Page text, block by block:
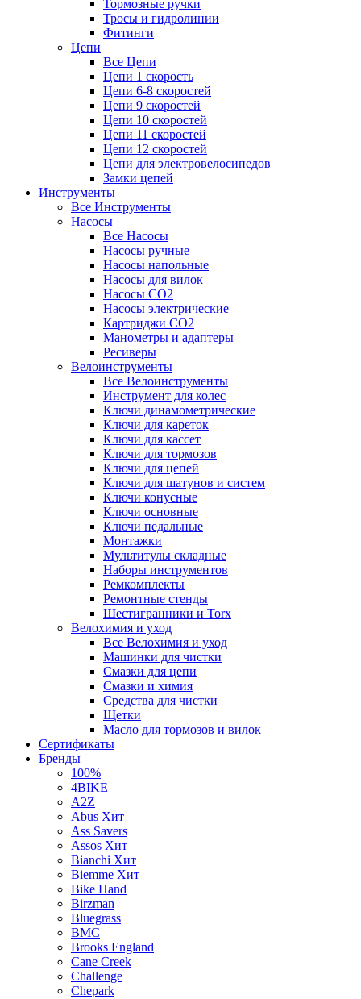
Тормозные ручки
Тросы и гидролинии
Фитинги
Цепи
Все Цепи
Цепи 1 скорость
Цепи 6-8 скоростей
Цепи 9 скоростей
Цепи 10 скоростей
Цепи 11 скоростей
Цепи 12 скоростей
Цепи для электровелосипедов
Замки цепей
Инструменты
Все Инструменты
Насосы
Все Насосы
Насосы ручные
Насосы напольные
Насосы для вилок
Насосы CO2
Насосы электрические
Картриджи CO2
Манометры и адаптеры
Ресиверы
Велоинструменты
Все Велоинструменты
Инструмент для колес
Ключи динамометрические
Ключи для кареток
Ключи для кассет
Ключи для тормозов
Ключи для цепей
Ключи для шатунов и систем
Ключи конусные
Ключи основные
Ключи педальные
Монтажки
Мультитулы складные
Наборы инструментов
Ремкомплекты
Ремонтные стенды
Шестигранники и Torx
Велохимия и уход
Все Велохимия и уход
Машинки для чистки
Смазки для цепи
Смазки и химия
Средства для чистки
Щетки
Масло для тормозов и вилок
Сертификаты
Бренды
100%
4BIKE
A2Z
Abus Хит
Ass Savers
Assos Хит
Bianchi Хит
Biemme Хит
Bike Hand
Birzman
Bluegrass
BMC
Brooks England
Cane Creek
Challenge
Chepark